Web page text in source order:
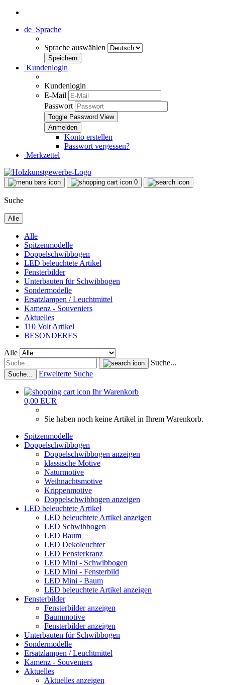
de Sprache
Sprache auswählen
Kundenlogin
Kundenlogin
E-Mail
Passwort
Toggle Password View
Konto erstellen
Passwort vergessen?
Merkzettel
0
Suche
Alle
Alle
Spitzenmodelle
Doppelschwibbogen
LED beleuchtete Artikel
Fensterbilder
Unterbauten für Schwibbogen
Sondermodelle
Ersatzlampen / Leuchtmittel
Kamenz - Souveniers
Aktuelles
110 Volt Artikel
BESONDERES
Alle
Suche...
Suche... Erweiterte Suche
Ihr Warenkorb
0,00 EUR
Sie haben noch keine Artikel in Ihrem Warenkorb.
Spitzenmodelle
Doppelschwibbogen
Doppelschwibbogen anzeigen
klassische Motive
Naturmotive
Weihnachtsmotive
Krippenmotive
Doppelschwibbogen anzeigen
LED beleuchtete Artikel
LED beleuchtete Artikel anzeigen
LED Schwibbogen
LED Baum
LED Dekoleuchter
LED Fensterkranz
LED Mini - Schwibbogen
LED Mini - Fensterbild
LED Mini - Baum
LED beleuchtete Artikel anzeigen
Fensterbilder
Fensterbilder anzeigen
Baummotive
Fensterbilder anzeigen
Unterbauten für Schwibbogen
Sondermodelle
Ersatzlampen / Leuchtmittel
Kamenz - Souveniers
Aktuelles
Aktuelles anzeigen